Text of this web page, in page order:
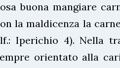
buona mangiare
la maldicenza la
Iperichio 4). Nella
orientato alla